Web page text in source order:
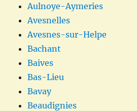
Aulnoye-Aymeries
Avesnelles
Avesnes-sur-Helpe
Bachant
Baives
Bas-Lieu
Bavay
Beaudignies